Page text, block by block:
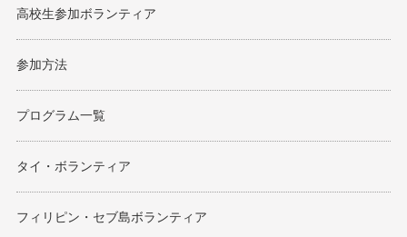
高校生参加ボランティア
参加方法
プログラム一覧
タイ・ボランティア
フィリピン・セブ島ボランティア